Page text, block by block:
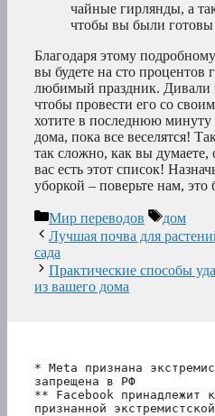
чайные гирлянды, а
чтобы вы были готовы
Благодаря этому
вы будете на сто процентов
любимый праздник. Дивали
чтобы провести его со
хотите в последнюю минуту
дома, пока все веселятся!
так сложно, как вы думаете,
вас есть этот список!
уборкой – поверьте нам, это
Рубрики
Мир переводов Метки
дом
Лучшая почва для
сада
Практические способы
из вашего дома
* Meta признана
запрещена в РФ
** Facebook принадлежит
признанной